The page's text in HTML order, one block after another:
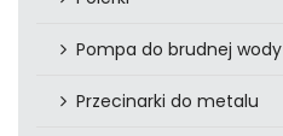
Pompa do brudnej wody
Przecinarki do metalu